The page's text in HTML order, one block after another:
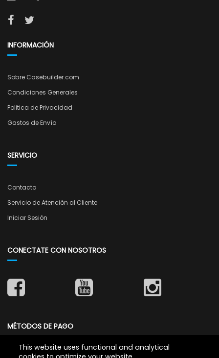
INFORMACIÓN
Sobre Casebuilder.com
Condiciones Generales
Politica de Privacidad
Gastos de Envío
SERVICIO
Contacto
Servicio de Atención al Cliente
Iniciar Sesión
CONECTATE CON NOSOTROS
MÉTODOS DE PAGO
This website uses functional and analytical